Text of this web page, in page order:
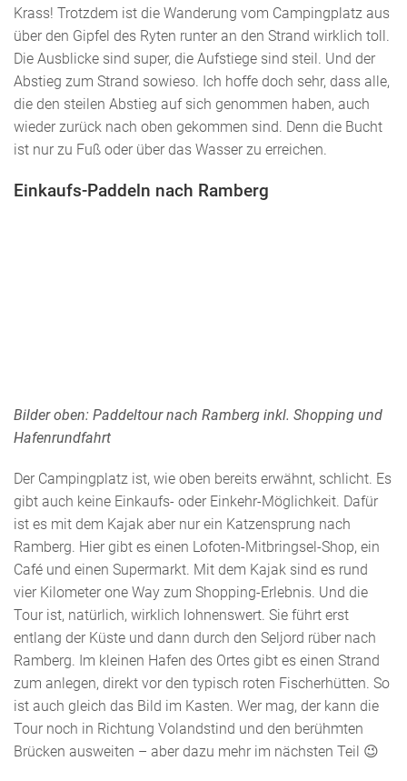
Krass! Trotzdem ist die Wanderung vom Campingplatz aus
über den Gipfel des Ryten runter an den Strand wirklich toll.
Die Ausblicke sind super, die Aufstiege sind steil. Und der
Abstieg zum Strand sowieso. Ich hoffe doch sehr, dass alle,
die den steilen Abstieg auf sich genommen haben, auch
wieder zurück nach oben gekommen sind. Denn die Bucht
ist nur zu Fuß oder über das Wasser zu erreichen.
Einkaufs-Paddeln nach Ramberg
Bilder oben: Paddeltour nach Ramberg inkl. Shopping und
Hafenrundfahrt
Der Campingplatz ist, wie oben bereits erwähnt, schlicht. Es
gibt auch keine Einkaufs- oder Einkehr-Möglichkeit. Dafür
ist es mit dem Kajak aber nur ein Katzensprung nach
Ramberg. Hier gibt es einen Lofoten-Mitbringsel-Shop, ein
Café und einen Supermarkt. Mit dem Kajak sind es rund
vier Kilometer one Way zum Shopping-Erlebnis. Und die
Tour ist, natürlich, wirklich lohnenswert. Sie führt erst
entlang der Küste und dann durch den Seljord rüber nach
Ramberg. Im kleinen Hafen des Ortes gibt es einen Strand
zum anlegen, direkt vor den typisch roten Fischerhütten. So
ist auch gleich das Bild im Kasten. Wer mag, der kann die
Tour noch in Richtung Volandstind und den berühmten
Brücken ausweiten – aber dazu mehr im nächsten Teil 😉